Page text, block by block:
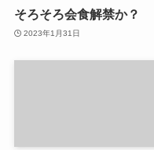
そろそろ会食解禁か？
2023年1月31日